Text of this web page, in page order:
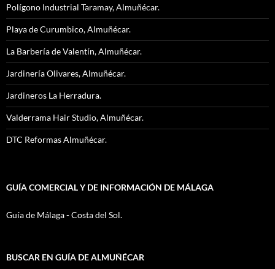
Polígono Industrial Taramay, Almuñécar.
Playa de Curumbico, Almuñécar.
La Barbería de Valentín, Almuñécar.
Jardinería Olivares, Almuñécar.
Jardineros La Herradura.
Valderrama Hair Studio, Almuñécar.
DTC Reformas Almuñécar.
GUÍA COMERCIAL Y DE INFORMACIÓN DE MÁLAGA
Guía de Málaga - Costa del Sol.
BUSCAR EN GUÍA DE ALMUÑÉCAR